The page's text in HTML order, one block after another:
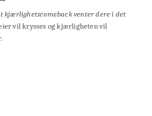
kjærlighetscomeback venter dere i det
vil krysses og kjærligheten vil